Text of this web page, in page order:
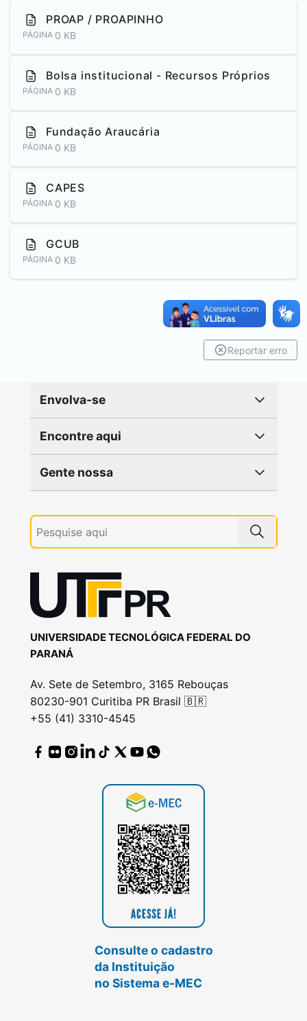
PROAP / PROAPINHO
PÁGINA 0 KB
Bolsa institucional - Recursos Próprios
PÁGINA 0 KB
Fundação Araucária
PÁGINA 0 KB
CAPES
PÁGINA 0 KB
GCUB
PÁGINA 0 KB
Reportar erro
Envolva-se
Encontre aqui
Gente nossa
UNIVERSIDADE TECNOLÓGICA FEDERAL DO
PARANÁ
Av. Sete de Setembro, 3165 Rebouças
80230-901 Curitiba PR Brasil 🇧🇷
+55 (41) 3310-4545
Consulte o cadastro
da Instituição
no Sistema e-MEC